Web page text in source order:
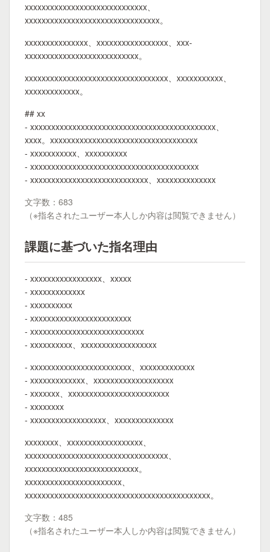
xxxxxxxxxxxxxxxxxxxxxxxxxxxxx、
xxxxxxxxxxxxxxxxxxxxxxxxxxxxxxxx。
xxxxxxxxxxxxxxx、xxxxxxxxxxxxxxxxx、xxx-
xxxxxxxxxxxxxxxxxxxxxxxxxxx。
xxxxxxxxxxxxxxxxxxxxxxxxxxxxxxxxxx、xxxxxxxxxxx、
xxxxxxxxxxxxx。
## xx
- xxxxxxxxxxxxxxxxxxxxxxxxxxxxxxxxxxxxxxxxxxxx、
xxxx。xxxxxxxxxxxxxxxxxxxxxxxxxxxxxxxxxxx
- xxxxxxxxxxx、xxxxxxxxxx
- xxxxxxxxxxxxxxxxxxxxxxxxxxxxxxxxxxxxxxxx
- xxxxxxxxxxxxxxxxxxxxxxxxxxxx、xxxxxxxxxxxxxx
文字数：683
（※指名されたユーザー本人しか内容は閲覧できません）
課題に基づいた指名理由
- xxxxxxxxxxxxxxxxx、xxxxx
- xxxxxxxxxxxxx
- xxxxxxxxxx
- xxxxxxxxxxxxxxxxxxxxxxxx
- xxxxxxxxxxxxxxxxxxxxxxxxxxx
- xxxxxxxxxx、xxxxxxxxxxxxxxxxxx
- xxxxxxxxxxxxxxxxxxxxxxxx、xxxxxxxxxxxxx
- xxxxxxxxxxxxx、xxxxxxxxxxxxxxxxxxx
- xxxxxxx、xxxxxxxxxxxxxxxxxxxxxxxx
- xxxxxxxx
- xxxxxxxxxxxxxxxxxx、xxxxxxxxxxxxxx
xxxxxxxx、xxxxxxxxxxxxxxxxxx、
xxxxxxxxxxxxxxxxxxxxxxxxxxxxxxxxxx、
xxxxxxxxxxxxxxxxxxxxxxxxxxx。
xxxxxxxxxxxxxxxxxxxxxxx、
xxxxxxxxxxxxxxxxxxxxxxxxxxxxxxxxxxxxxxxxxxxx。
文字数：485
（※指名されたユーザー本人しか内容は閲覧できません）